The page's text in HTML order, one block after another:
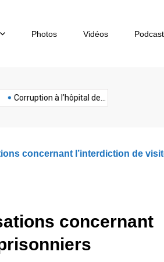
Photos Vidéos
à l’hôpital de...
Sport Tech terrorisme
concernant l’interdiction de
concernant